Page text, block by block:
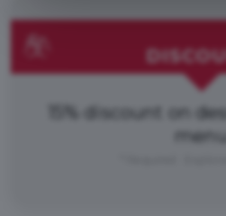
15% discount on
menu